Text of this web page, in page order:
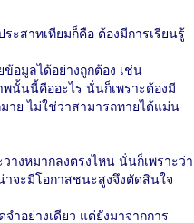
สาทเทียมก็คือ ต้องมีการเรียนรู้
อมูลได้อย่างถูกต้อง เช่น
นั้นนี้คืออะไร นั่นก็เพราะต้องมี
าย ไม่ใช่ว่าสามารถทายได้แม่น
างหมากลงตรงไหน นั่นก็เพราะว่า
จะมีโอกาสชนะสูงจึงตัดสินใจ
อย่างเดียว แต่ยังมาจากการ